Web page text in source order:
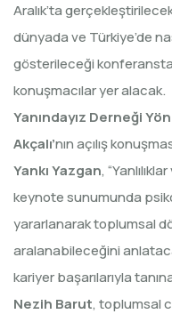
Aralık’ta
dünyada ve Türkiye’de
gösterileceği
konuşmacılar yer alacak.
Yanındayız Derneği
Akçalı’nın açılış
Yankı Yazgan,
keynote sunumunda
yararlanarak toplumsal
aralanabileceğini
kariyer başarılarıyla
Nezih Barut, toplumsal